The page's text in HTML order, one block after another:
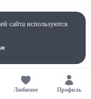
Любимое Профиль
сайта используются